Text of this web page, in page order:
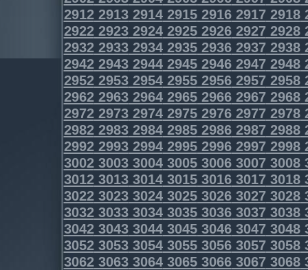
2912291329142915291629172918
2922292329242925292629272928
2932293329342935293629372938
2942294329442945294629472948
2952295329542955295629572958
2962296329642965296629672968
2972297329742975297629772978
2982298329842985298629872988
2992299329942995299629972998
3002300330043005300630073008
3012301330143015301630173018
3022302330243025302630273028
3032303330343035303630373038
3042304330443045304630473048
3052305330543055305630573058
3062306330643065306630673068